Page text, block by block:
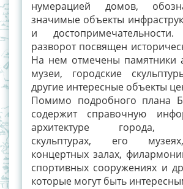
нумерацией домов,
значимые объекты
и
разворот посвящен
На нем отмечены памятники
музеи, городские
другие интересные объекты
Помимо подробного плана
содержит справочную
архитектуре города,
скульптурах, его
концертных залах,
спортивных сооружениях и
которые могут быть